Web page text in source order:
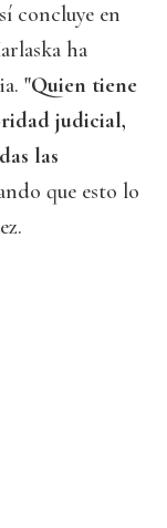
concluye en
ha
"Quien tiene
judicial,
las
que esto lo